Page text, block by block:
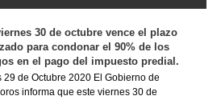
30 de octubre vence el plazo
para condonar el 90% de los
en el pago del impuesto predial.
29 de Octubre 2020 El Gobierno de
informa que este viernes 30 de